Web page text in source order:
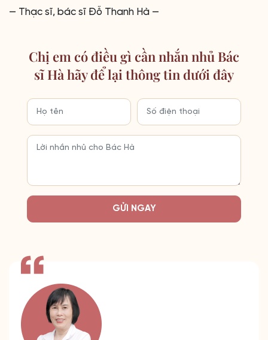
— Thạc sĩ, bác sĩ Đỗ Thanh Hà —
Chị em có điều gì cần nhắn nhủ Bác
sĩ Hà hãy để lại thông tin dưới đây
GỬI NGAY